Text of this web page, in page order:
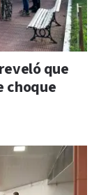
que
choque